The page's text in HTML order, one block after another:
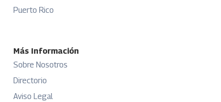
Puerto Rico
Más Información
Sobre Nosotros
Directorio
Aviso Legal